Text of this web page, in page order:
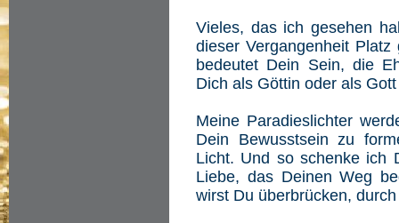
Vieles, das ich gesehen
dieser Vergangenheit
bedeutet Dein Sein, die
Dich als Göttin oder als
Meine Paradieslichter
Dein Bewusstsein zu
Licht. Und so schenke ich
Liebe, das Deinen Weg
wirst Du überbrücken,